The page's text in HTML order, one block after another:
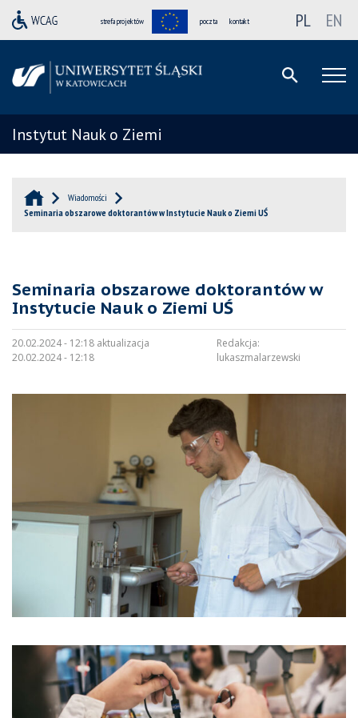
strefa projektów poczta kontakt PL EN
Instytut Nauk o Ziemi
Wiadomości
Seminaria obszarowe doktorantów w Instytucie Nauk o Ziemi UŚ
Seminaria obszarowe doktorantów w
Instytucie Nauk o Ziemi UŚ
20.02.2024 - 12:18 aktualizacja
20.02.2024 - 12:18
Redakcja:
lukaszmalarzewski